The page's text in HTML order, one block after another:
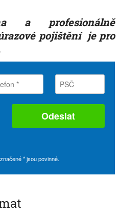
a profesionálně
pojištění je pro
* jsou povinné.